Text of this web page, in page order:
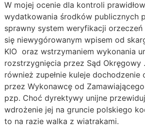
W mojej ocenie dla kontroli
wydatkowania środków publicznych
sprawny system weryfikacji orzeczeń
się niewygórowanym wpisem od
KIO oraz wstrzymaniem wykonania
rozstrzygnięcia przez Sąd
również zupełnie kuleje dochodzenie
przez Wykonawcę od
pzp. Choć dyrektywy unijne
wdrożenie jej na gruncie polskiego
to na razie walka z wiatrakami.